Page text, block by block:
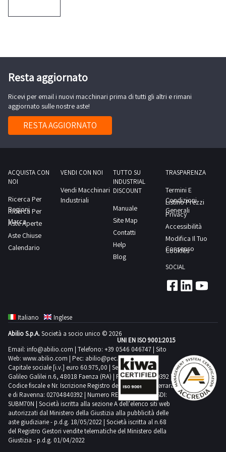
fai la tua
le aste in
tempo
seguire i
rilanci degli
altri
partecipanti
controllare
accedi al
“Oggetti
osservati”.
Per tenere
traccia di
tutte le tue
operazioni,
ti invieremo
regolarmente
il referente
dell'asta
un
al fine di
ispezionare
il bene che
ti interessa
prima di
fare la tua
offerta.
Comodo,
no?
Cosa
aspetti?
Aggiudicati
le migliori
attrezzature
Resta aggiornato
Ricevi per email i nuovi macchinari prima di tutti gli altri e rimani
aggiornato sulle nostre aste!
RESTA AGGIORNATO
ACQUISTA CON
NOI
Ricerca Per
Regioni
Ricerca Per
Marca
Aste Aperte
Aste Chiuse
Calendario
VENDI CON NOI
Vendi Macchinari
Industriali
TUTTO SU
INDUSTRIAL
DISCOUNT
Manuale
Site Map
Contatti
Help
Blog
TRASPARENZA
Termini E
Condizioni
Generali
Listino Prezzi
Privacy
Accessibilità
Modifica Il Tuo
Consenso
Cookies
SOCIAL
Italiano
Inglese
Abilio S.p.A.Società a socio unico © 2026
Email: info@abilio.com | Telefono: +39 0546 046747 | Sito
Web: www.abilio.com | Pec: abilio@pec.illimity.com
Capitale sociale [i.v.] euro 60.975,00 | Sede legale in Via
Galileo Galilei n.6, 48018 Faenza (RA) | P.IVA: 02704840392 |
Codice fiscale e Nr. Iscrizione Registro delle Imprese di Ferrara
e di Ravenna: 02704840392 | Numero REA RA 224830 | SDI:
SUBM70N | Società iscritta alla sezione A dell'elenco siti web
autorizzati dal Ministero della Giustizia alla pubblicità delle
aste giudiziarie - p.d.g. 18/05/2022 | Società iscritta al n.68
del Registro Gestori vendite telematiche del Ministero della
Giustizia - p.d.g. 01/04/2022
UNI EN ISO 9001:2015